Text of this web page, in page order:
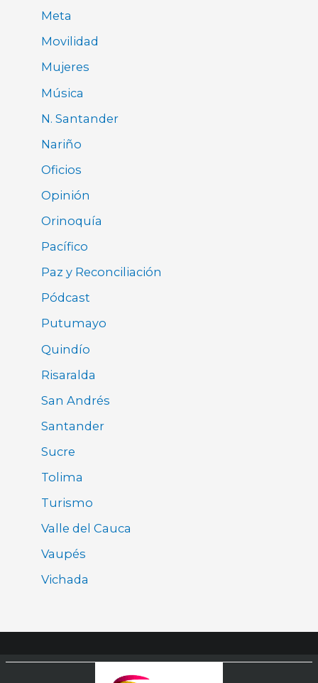
Meta
Movilidad
Mujeres
Música
N. Santander
Nariño
Oficios
Opinión
Orinoquía
Pacífico
Paz y Reconciliación
Pódcast
Putumayo
Quindío
Risaralda
San Andrés
Santander
Sucre
Tolima
Turismo
Valle del Cauca
Vaupés
Vichada